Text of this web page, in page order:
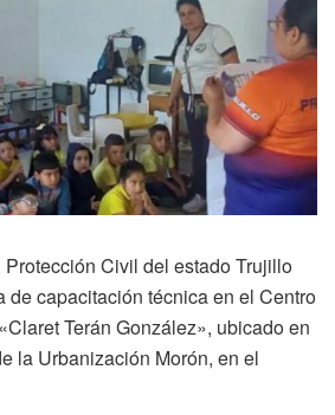
Civil del estado Trujillo
de capacitación técnica en el Centro
Terán González», ubicado en
la Urbanización Morón, en el